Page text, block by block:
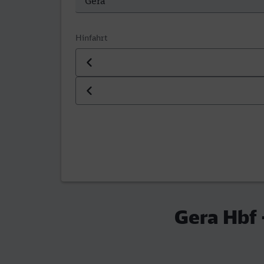
Hinfahrt
Datum der Hinfahrt
Uhrzeit der Hinfahrt
Gera Hbf